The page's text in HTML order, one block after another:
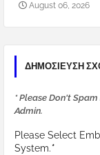
August 06, 2026
ΔΗΜΟΣΊΕΥΣΗ
* Please Don't
Admin.
Please Select
System.*